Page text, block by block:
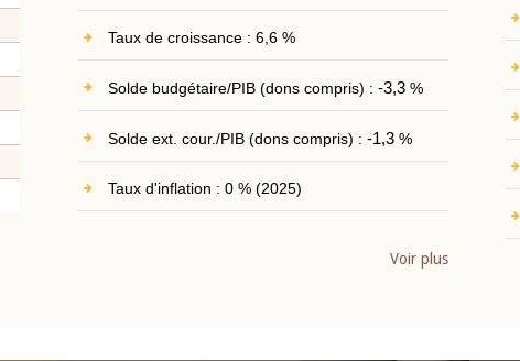
Taux de croissance : 6,6 %
Solde budgétaire/PIB (dons compris) : -3,3%
Solde ext. cour./PIB (dons compris) : -1,3%
Taux d'inflation : 0 % (2025)
Voir plus